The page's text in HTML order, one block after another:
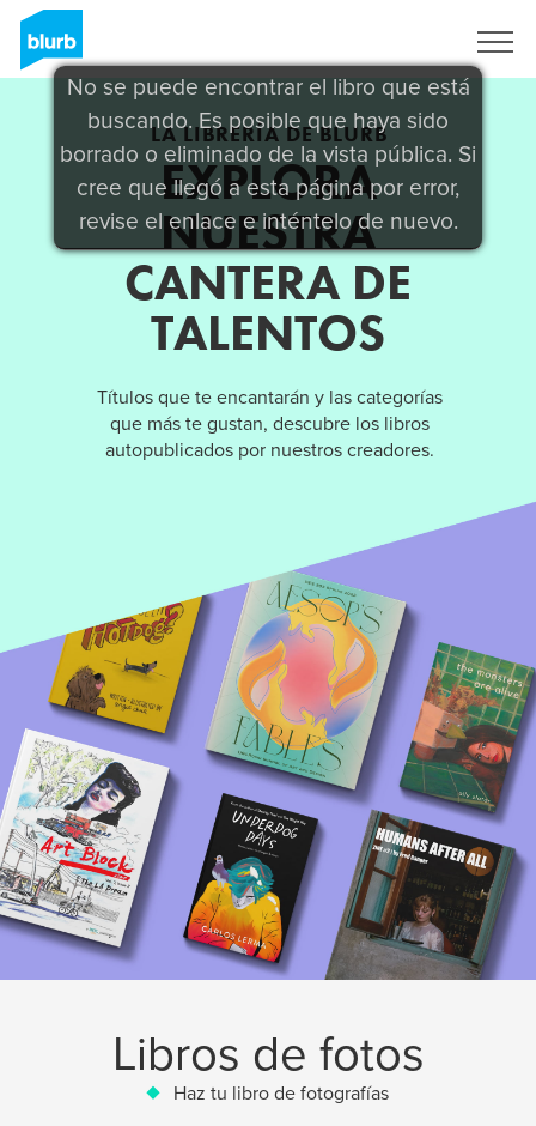
No se puede encontrar el libro que está
buscando. Es posible que haya sido
borrado o eliminado de la vista pública. Si
cree que llegó a esta página por error,
revise el enlace e inténtelo de nuevo.
LA LIBRERÍA DE BLURB
EXPLORA
NUESTRA
CANTERA DE
TALENTOS
Títulos que te encantarán y las categorías
que más te gustan, descubre los libros
autopublicados por nuestros creadores.
Libros de fotos
Haz tu libro de fotografías